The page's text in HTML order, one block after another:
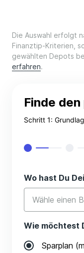
Die Auswahl erfolgt
Finanztip-Kriterien,
gewählten Depots
erfahren.
Finde
Schritt 1:
Wo hast Du
Wähle einen
Traders Place
Smartbroker+
Wie möchtest
Sparplan